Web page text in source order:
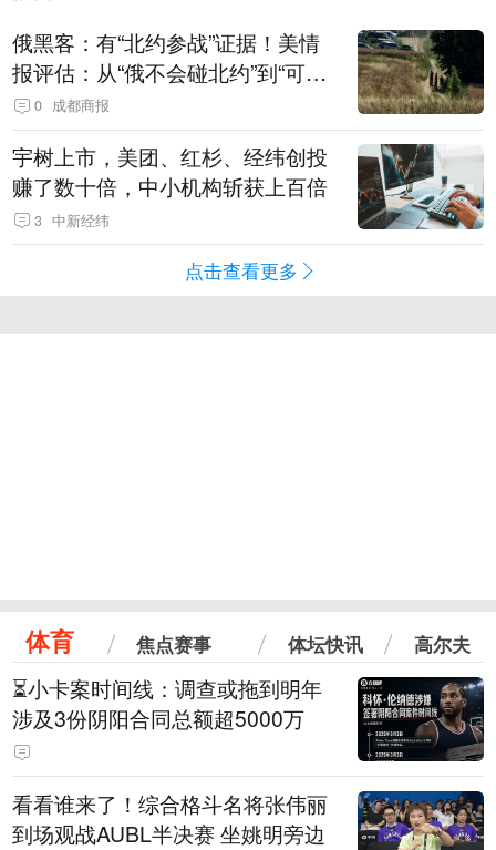
俄黑客：有“北约参战”证据！美情
报评估：从“俄不会碰北约”到“可能
发动有限攻击”
0 成都商报
宇树上市，美团、红杉、经纬创投
赚了数十倍，中小机构斩获上百倍
3 中新经纬
点击查看更多
体育 焦点赛事 体坛快讯 高尔夫
⏳️小卡案时间线：调查或拖到明年
涉及3份阴阳合同总额超5000万
看看谁来了！综合格斗名将张伟丽
到场观战AUBL半决赛 坐姚明旁边